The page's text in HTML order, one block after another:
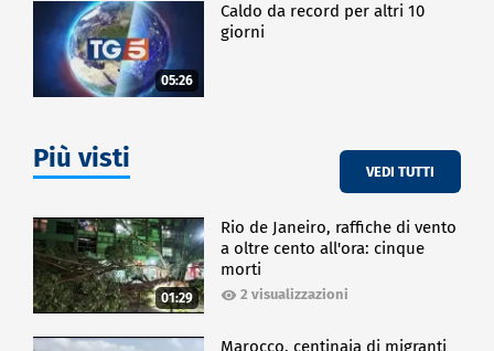
05:26
Caldo da record per altri 10
giorni
Più visti VEDI TUTTI
01:29
Rio de Janeiro, raffiche di vento
a oltre cento all'ora: cinque
morti
2 visualizzazioni
Marocco, centinaia di migranti